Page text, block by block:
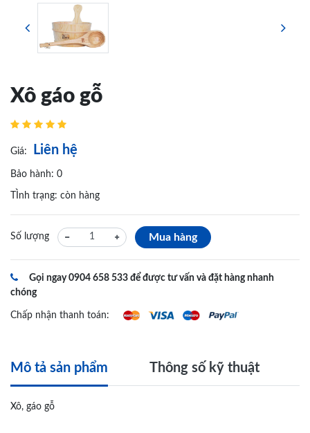
Xô gáo gỗ
Giá: Liên hệ
Bảo hành: 0
TÌnh trạng: còn hàng
Số lượng Mua hàng
Gọi ngay 0904 658 533 để được tư vấn và đặt hàng nhanh
chóng
Chấp nhận thanh toán:
Mô tả sản phẩm Thông số kỹ thuật
Xô, gáo gỗ